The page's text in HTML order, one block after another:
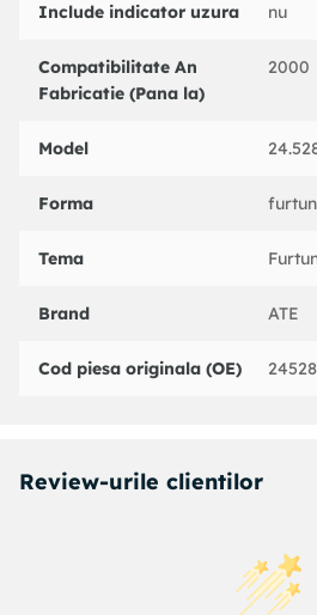
LPR : 6T47617
NIPPARTS : J3701059
NK : 852273
PEX : 58909
TRW : PHD398
sbs : 1330852274
Include indicator uzura nu
Compatibilitate An
Fabricatie (Pana la)
2000
Model
Forma
Tema
Brand ATE
Cod piesa originala (OE)
Review-urile clientilor